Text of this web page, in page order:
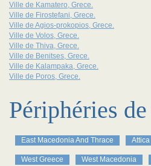
Ville de Kamatero, Grece.
Ville de Firostefani, Grece.
Ville de Agios-prokopios, Grece.
Ville de Volos, Grece.
Ville de Thiva, Grece.
Ville de Benitses, Grece.
Ville de Kalampaka, Grece.
Ville de Poros, Grece.
Périphéries
East Macedonia And Thrace Attica
West Greece West Macedonia